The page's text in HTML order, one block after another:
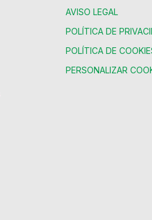
AVISO LEGAL
POLÍTICA DE
POLÍTICA DE
PERSONALIZAR